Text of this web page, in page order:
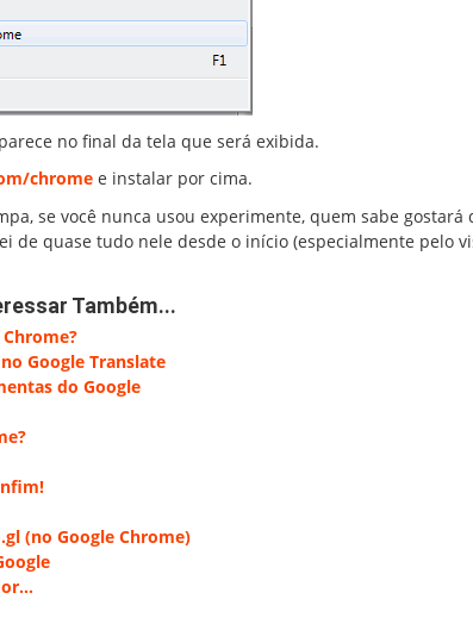
no final da tela que será exibida.
chrome e instalar por cima.
se você nunca usou experimente, quem sabe gostará
de quase tudo nele desde o início (especialmente pelo
Também...
Google Translate
do Google
(no Google Chrome)